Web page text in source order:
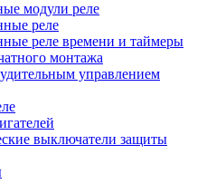
модули реле
реле
реле времени и таймеры
монтажа
управлением
выключатели защиты